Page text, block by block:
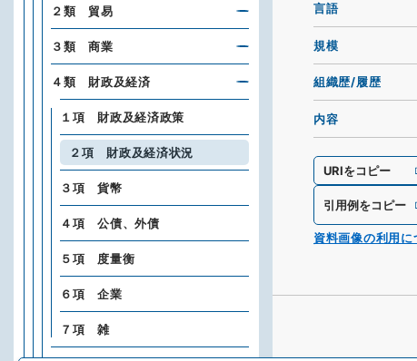
言語
規模
組織歴/履歴
内容
URIをコピー
引用例をコピー
資料画像の利用に
２類 貿易
３類 商業
４類 財政及経済
１項 財政及経済政策
２項 財政及経済状況
３項 貨幣
４項 公債、外債
５項 度量衡
６項 企業
７項 雑